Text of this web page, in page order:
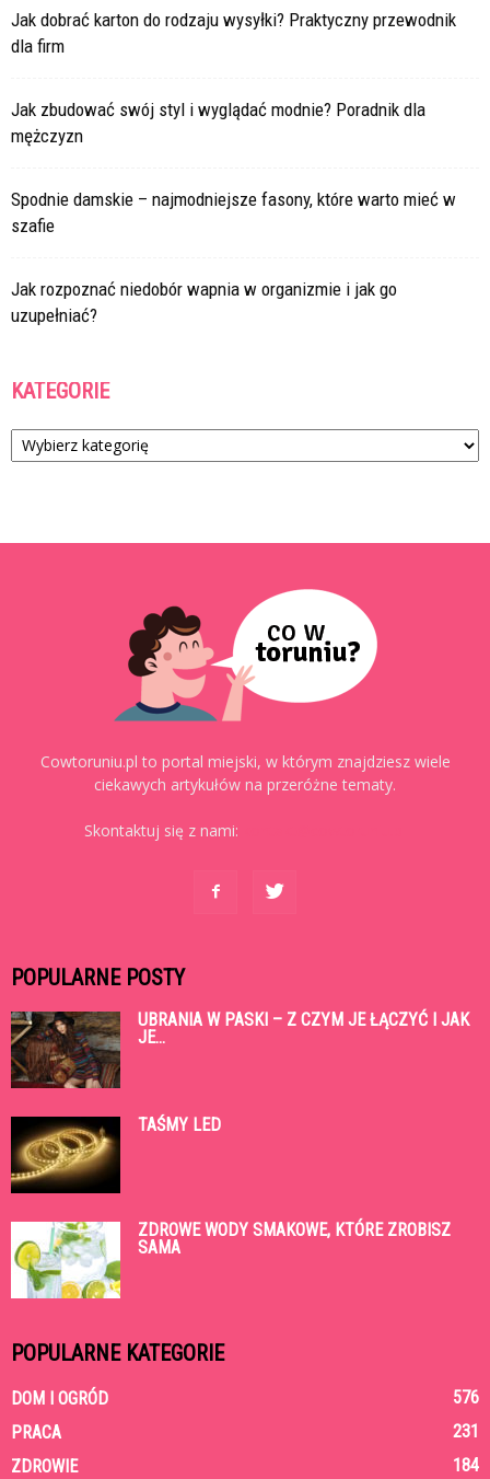
Jak dobrać karton do rodzaju wysyłki? Praktyczny przewodnik
dla firm
Jak zbudować swój styl i wyglądać modnie? Poradnik dla
mężczyzn
Spodnie damskie – najmodniejsze fasony, które warto mieć w
szafie
Jak rozpoznać niedobór wapnia w organizmie i jak go
uzupełniać?
KATEGORIE
Kategorie
Cowtoruniu.pl to portal miejski, w którym znajdziesz wiele
ciekawych artykułów na przeróżne tematy.
Skontaktuj się z nami:
POPULARNE POSTY
UBRANIA W PASKI – Z CZYM JE ŁĄCZYĆ I JAK
JE...
TAŚMY LED
ZDROWE WODY SMAKOWE, KTÓRE ZROBISZ
SAMA
POPULARNE KATEGORIE
DOM I OGRÓD
576
PRACA
231
ZDROWIE
184